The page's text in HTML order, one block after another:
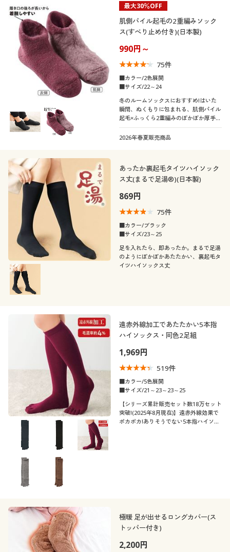
最大30％OFF
肌側パイル起毛の2重編みソック
ス(すべり止め付き)(日本製)
990円～
75件
■カラー/2色展開
■サイズ/22～24
冬のルームソックスにおすすめ!はいた
瞬間、ぬくもりに包まれる、肌側パイル
起毛×ふっくら2重編みのぽかぽか厚手タ
イプ、足底すべり止め付き
2026年春夏販売商品
あったか裏起毛タイツハイソック
ス丈(まるで足湯®)(日本製)
869円
75件
■カラー/ブラック
■サイズ/23～25
足を入れたら、即あったか。まるで足湯
のようにぽかぽかあたたかい、裏起毛タ
イツハイソックス丈
遠赤外線加工であたたかい5本指
ハイソックス・同色2足組
1,969円
519件
■カラー/5色展開
■サイズ/21～23～23～25
【シリーズ累計販売セット数18万セット
突破!(2025年8月現在)】遠赤外線効果で
ポカポカ!ありそうでない5本指ハイソッ
極暖 足が出せるロングカバー(ス
トッパー付き)
2,200円